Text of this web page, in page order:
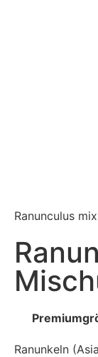
Ranunculus mix
Ranunkeln